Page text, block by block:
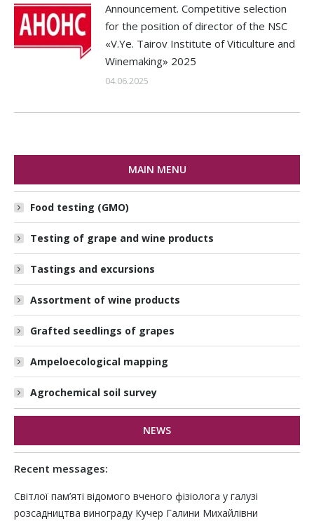
Announcement. Competitive selection
for the position of director of the NSC
«V.Ye. Tairov Institute of Viticulture and
Winemaking» 2025
04.06.2025
MAIN MENU
Food testing (GMO)
Testing of grape and wine products
Tastings and excursions
Assortment of wine products
Grafted seedlings of grapes
Ampeloecological mapping
Agrochemical soil survey
NEWS
Recent messages:
Світлої пам’яті відомого вченого фізіолога у галузі
розсадництва винограду Кучер Галини Михайлівни